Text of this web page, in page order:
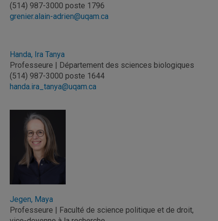
(514) 987-3000 poste 1796
grenier.alain-adrien@uqam.ca
Handa, Ira Tanya
Professeure | Département des sciences biologiques
(514) 987-3000 poste 1644
handa.ira_tanya@uqam.ca
Jegen, Maya
Professeure | Faculté de science politique et de droit,